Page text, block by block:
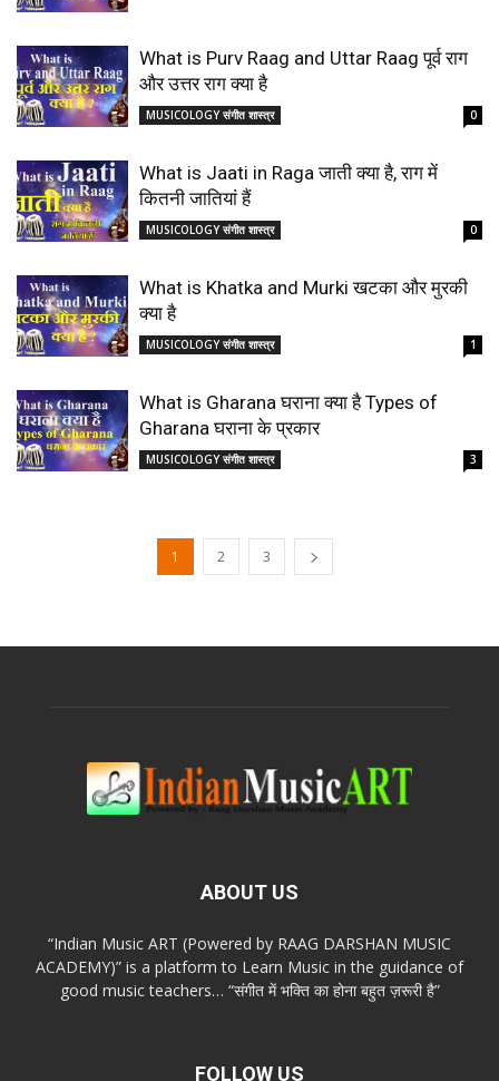
What is Purv Raag and Uttar Raag पूर्व राग
और उत्तर राग क्या है
MUSICOLOGY संगीत शास्त्र 0
What is Jaati in Raga जाती क्या है, राग में
कितनी जातियां हैं
MUSICOLOGY संगीत शास्त्र 0
What is Khatka and Murki खटका और मुरकी
क्या है
MUSICOLOGY संगीत शास्त्र 1
What is Gharana घराना क्या है Types of
Gharana घराना के प्रकार
MUSICOLOGY संगीत शास्त्र 3
1 2 3
ABOUT US
“Indian Music ART (Powered by RAAG DARSHAN MUSIC
ACADEMY)” is a platform to Learn Music in the guidance of
good music teachers… “संगीत में भक्ति का होना बहुत ज़रूरी है”
FOLLOW US